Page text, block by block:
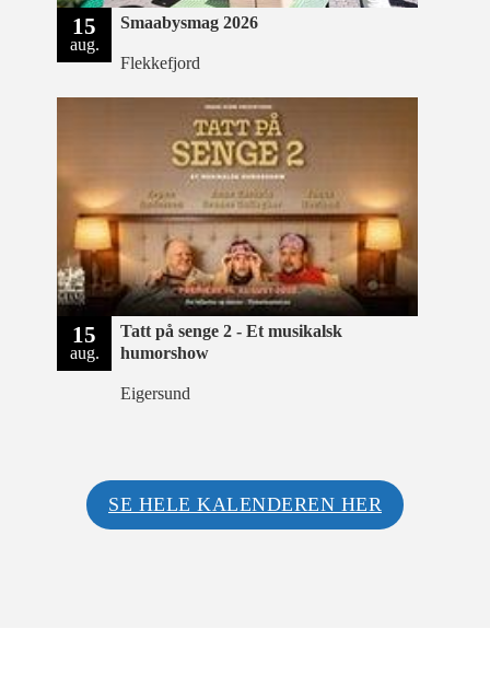
15
aug.
Smaabysmag 2026
Flekkefjord
15
aug.
Tatt på senge 2 - Et musikalsk
humorshow
Eigersund
SE HELE KALENDEREN HER